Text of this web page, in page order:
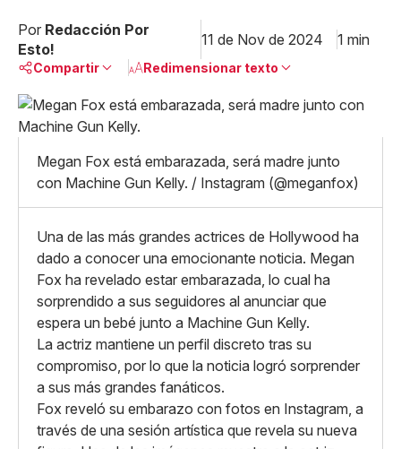
Por Redacción Por
Esto!
11 de Nov de 2024 1 min
Compartir
Linkedin
X
Whatsapp
Copiar enlace
Redimensionar texto
Grande
Megan Fox está embarazada, será madre junto
con Machine Gun Kelly. / Instagram (@meganfox)
Una de las más grandes actrices de Hollywood ha
dado a conocer una emocionante noticia. Megan
Fox ha revelado estar embarazada, lo cual ha
sorprendido a sus seguidores al anunciar que
espera un bebé junto a Machine Gun Kelly.
La actriz mantiene un perfil discreto tras su
compromiso, por lo que la noticia logró sorprender
a sus más grandes fanáticos.
Fox reveló su embarazo con fotos en Instagram, a
través de una sesión artística que revela su nueva